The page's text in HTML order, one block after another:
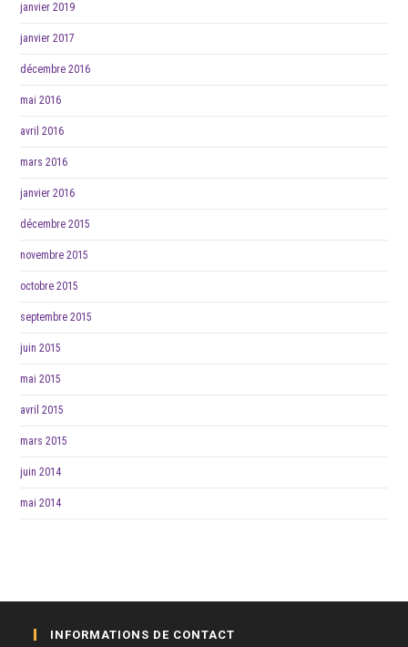
janvier 2019
janvier 2017
décembre 2016
mai 2016
avril 2016
mars 2016
janvier 2016
décembre 2015
novembre 2015
octobre 2015
septembre 2015
juin 2015
mai 2015
avril 2015
mars 2015
juin 2014
mai 2014
INFORMATIONS DE CONTACT